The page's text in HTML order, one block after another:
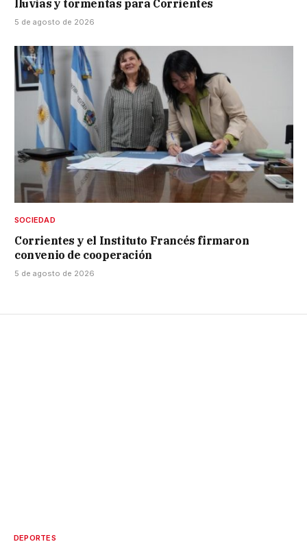
lluvias y tormentas para Corrientes
5 de agosto de 2026
SOCIEDAD
Corrientes y el Instituto Francés firmaron
convenio de cooperación
5 de agosto de 2026
DEPORTES